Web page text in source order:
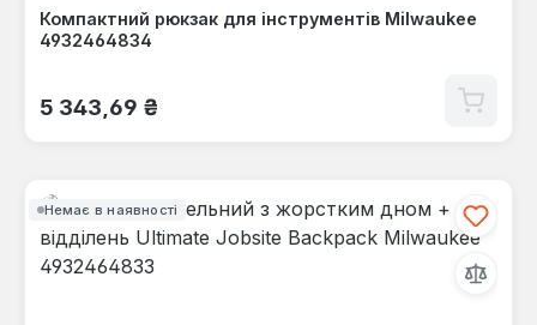
Компактний рюкзак для інструментів Milwaukee
4932464834
Звичайна ціна:
5 343,69 ₴
Немає в наявності